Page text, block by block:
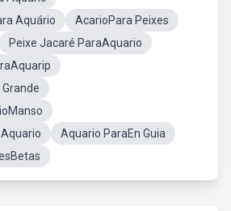
Aquário
AcarioPara Peixes
Peixe Jacaré ParaAquario
Aquario ParaEn Guia